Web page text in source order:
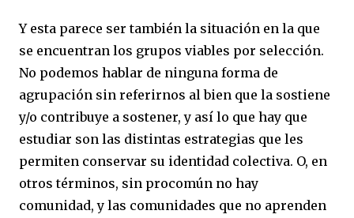
Y esta parece ser también la situación en la que
se encuentran los grupos viables por selección.
No podemos hablar de ninguna forma de
agrupación sin referirnos al bien que la sostiene
y/o contribuye a sostener, y así lo que hay que
estudiar son las distintas estrategias que les
permiten conservar su identidad colectiva. O, en
otros términos, sin procomún no hay
comunidad, y las comunidades que no aprenden